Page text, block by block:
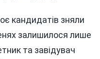
кандидатів зняли
залишилося лише
та завідувач